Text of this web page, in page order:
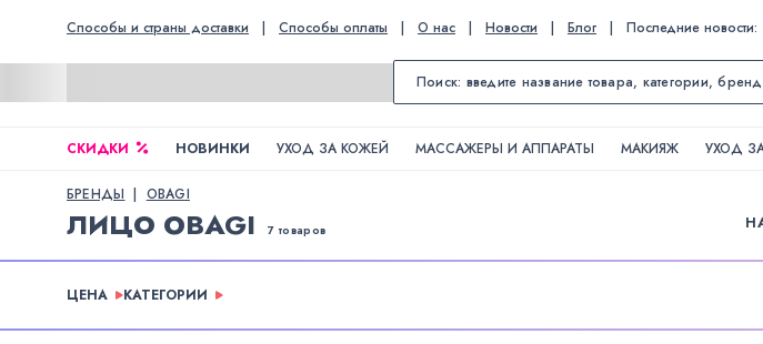
Способы и страны доставки | Способы оплаты | О нас | Новости | Блог | Последние новости:
СКИДКИ НОВИНКИ УХОД ЗА КОЖЕЙ МАССАЖЕРЫ И АППАРАТЫ МАКИЯЖ УХОД
БРЕНДЫ OBAGI
ЛИЦО OBAGI 7 товаров
ЦЕНА КАТЕГОРИИ